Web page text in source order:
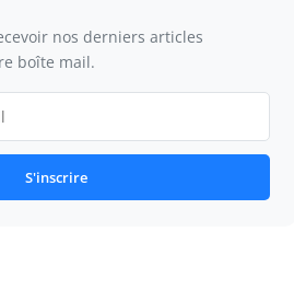
nos derniers articles
boîte mail.
S'inscrire